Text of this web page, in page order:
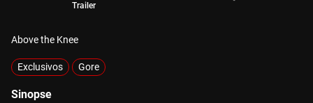
Trailer
Above the Knee
Exclusivos Gore
Sinopse